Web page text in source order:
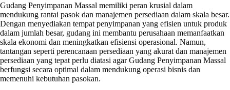
Gudang Penyimpanan Massal memiliki peran krusial dalam
mendukung rantai pasok dan manajemen persediaan dalam skala besar.
Dengan menyediakan tempat penyimpanan yang efisien untuk produk
dalam jumlah besar, gudang ini membantu perusahaan memanfaatkan
skala ekonomi dan meningkatkan efisiensi operasional. Namun,
tantangan seperti perencanaan persediaan yang akurat dan manajemen
persediaan yang tepat perlu diatasi agar Gudang Penyimpanan Massal
berfungsi secara optimal dalam mendukung operasi bisnis dan
memenuhi kebutuhan pasokan.